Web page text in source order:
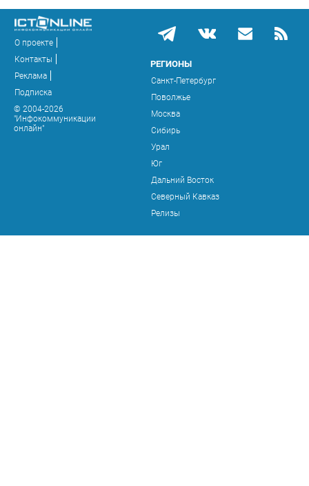
О проекте
Контакты
Реклама
Подписка
© 2004-2026
"Инфокоммуникации
онлайн"
РЕГИОНЫ
Санкт-Петербург
Поволжье
Москва
Сибирь
Урал
Юг
Дальний Восток
Северный Кавказ
Релизы